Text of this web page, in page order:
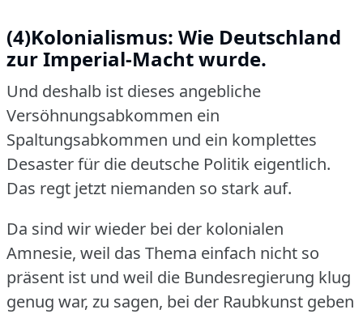
(4)Kolonialismus: Wie Deutschland
zur Imperial-Macht wurde.
Und deshalb ist dieses angebliche
Versöhnungsabkommen ein
Spaltungsabkommen und ein komplettes
Desaster für die deutsche Politik eigentlich.
Das regt jetzt niemanden so stark auf.
Da sind wir wieder bei der kolonialen
Amnesie, weil das Thema einfach nicht so
präsent ist und weil die Bundesregierung klug
genug war, zu sagen, bei der Raubkunst geben